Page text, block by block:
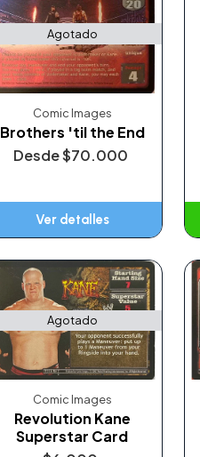
Agotado
Comic Images
Brothers 'til the End
Desde$70.000
Ver detalles
Agotado
Comic Images
Revolution Kane
Superstar Card